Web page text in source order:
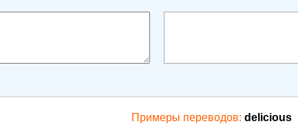
Примеры переводов: delicious